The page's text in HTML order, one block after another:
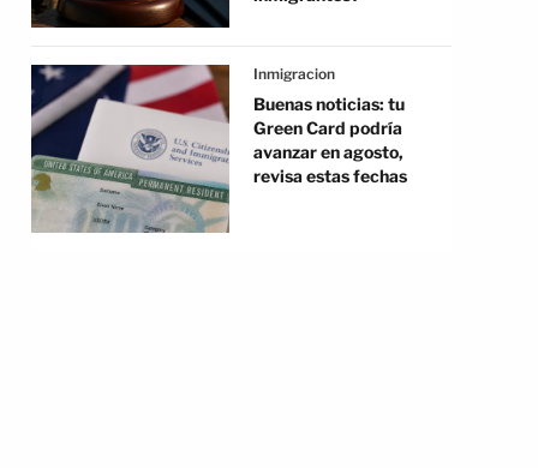
Inmigracion
Buenas noticias: tu
Green Card podría
avanzar en agosto,
revisa estas fechas